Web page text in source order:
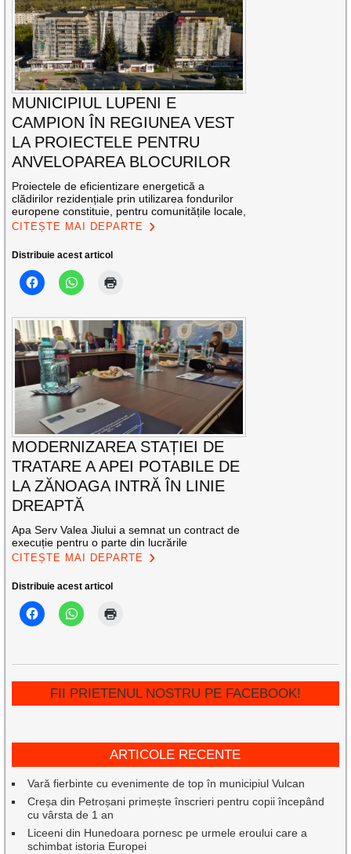
MUNICIPIUL LUPENI E
CAMPION ÎN REGIUNEA VEST
LA PROIECTELE PENTRU
ANVELOPAREA BLOCURILOR
Proiectele de eficientizare energetică a
clădirilor rezidențiale prin utilizarea fondurilor
europene constituie, pentru comunitățile locale,
CITEȘTE MAI DEPARTE
Distribuie acest articol
MODERNIZAREA STAȚIEI DE
TRATARE A APEI POTABILE DE
LA ZĂNOAGA INTRĂ ÎN LINIE
DREAPTĂ
Apa Serv Valea Jiului a semnat un contract de
execuție pentru o parte din lucrările
CITEȘTE MAI DEPARTE
Distribuie acest articol
FII PRIETENUL NOSTRU PE FACEBOOK!
ARTICOLE RECENTE
Vară fierbinte cu evenimente de top în municipiul Vulcan
Creșa din Petroșani primește înscrieri pentru copii începând
cu vârsta de 1 an
Liceeni din Hunedoara pornesc pe urmele eroului care a
schimbat istoria Europei